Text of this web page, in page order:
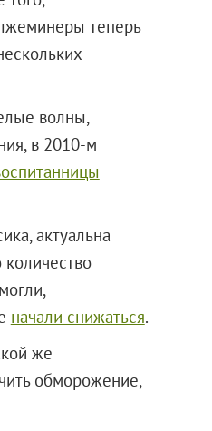
теперь
волны,
в 2010-м
актуальна
начали снижаться.
же
обморожение,